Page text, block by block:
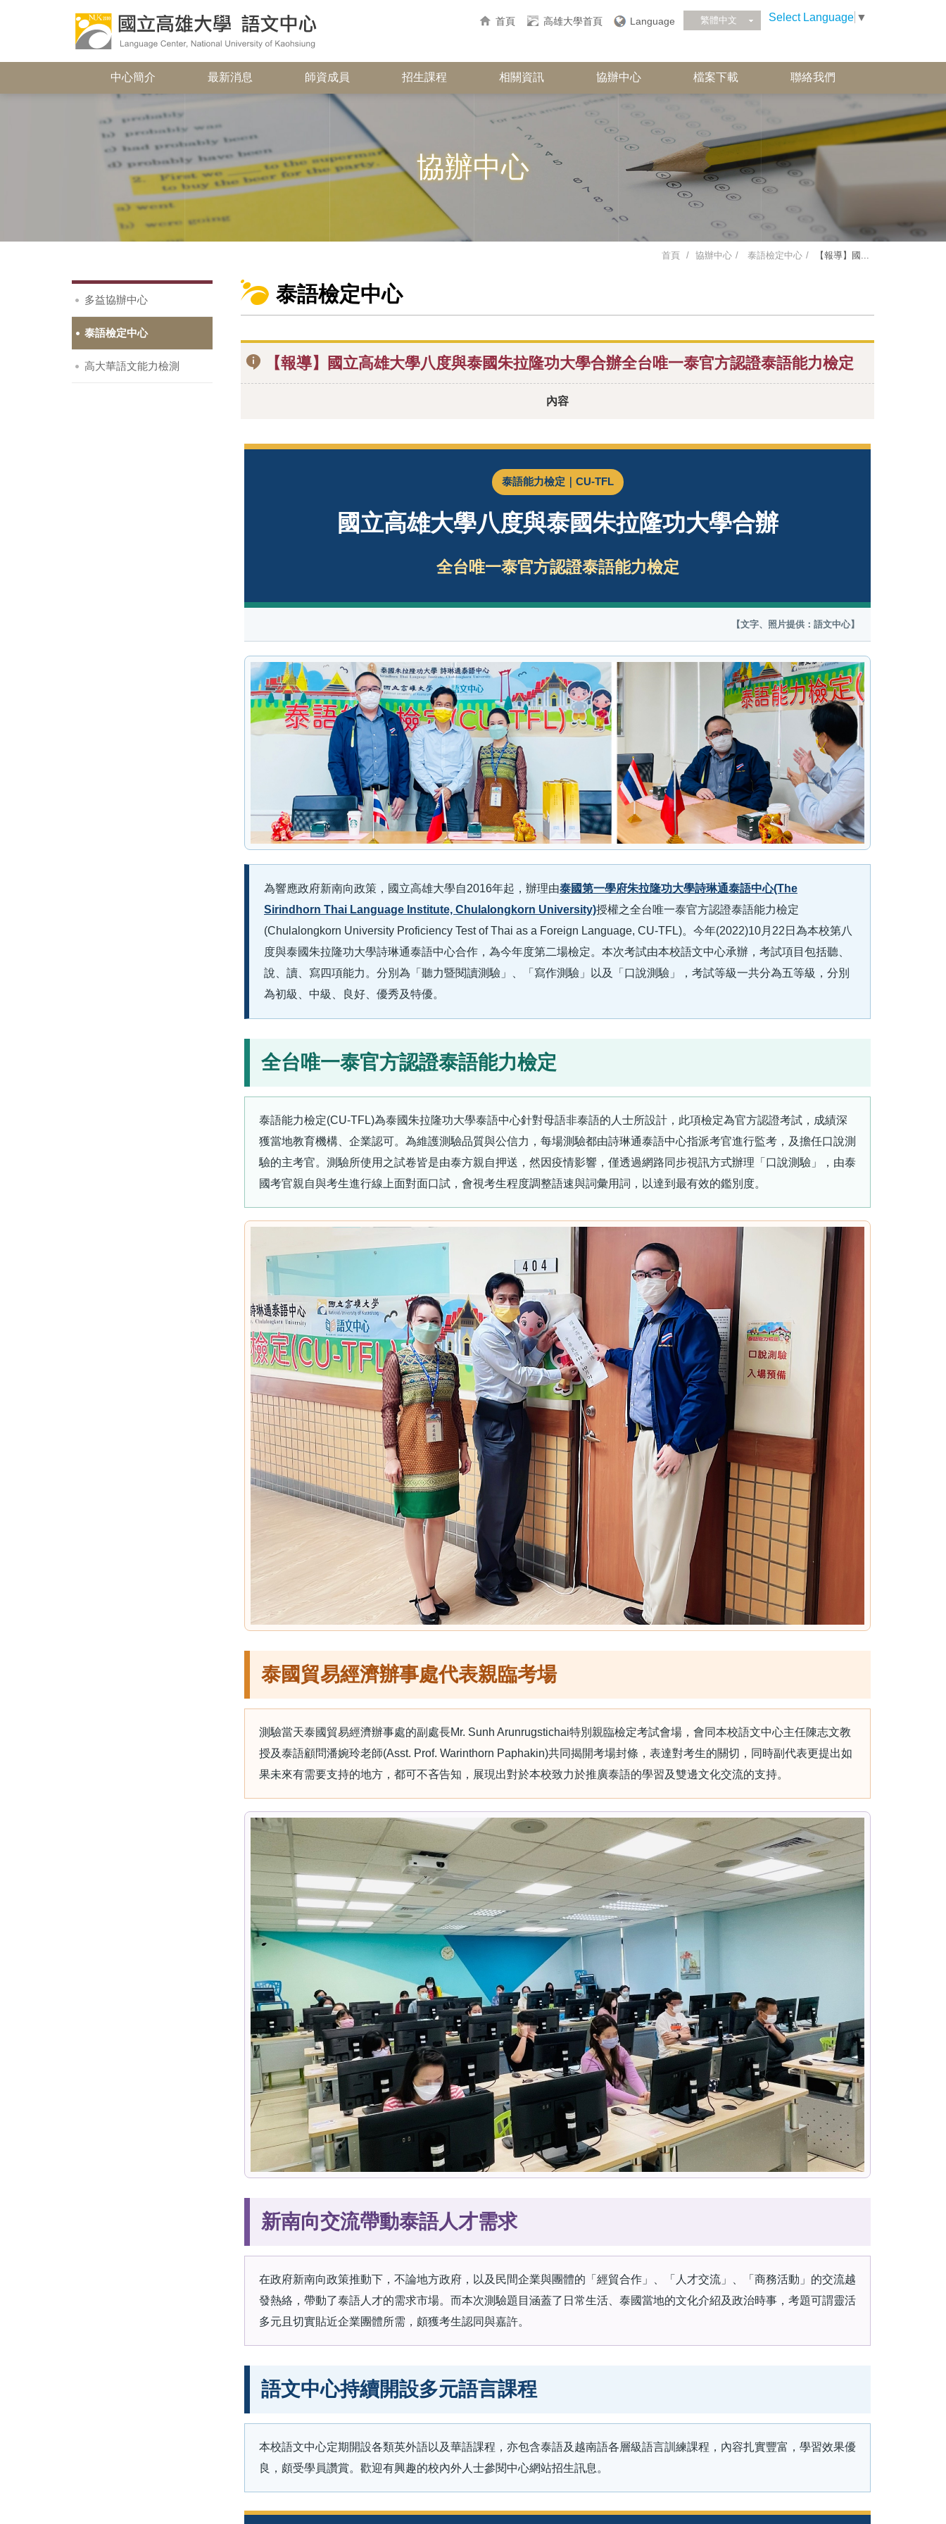
首頁 高雄大學首頁 Language 繁體中文 Select Language ▼
中心簡介 最新消息 師資成員 招生課程 相關資訊 協辦中心 檔案下載 聯絡我們
協辦中心
首頁 協辦中心 泰語檢定中心 【報導】國...
泰語檢定中心
【報導】國立高雄大學八度與泰國朱拉隆功大學合辦全台唯一泰官方認證泰語能力檢定
內容
泰語能力檢定｜CU-TFL
國立高雄大學八度與泰國朱拉隆功大學合辦
全台唯一泰官方認證泰語能力檢定
【文字、照片提供：語文中心】
為響應政府新南向政策，國立高雄大學自2016年起，辦理由泰國第一學府朱拉隆功大學詩琳通泰語中心(The
Sirindhorn Thai Language Institute, Chulalongkorn University)授權之全台唯一泰官方認證泰語能力檢定
(Chulalongkorn University Proficiency Test of Thai as a Foreign Language, CU-TFL)。今年(2022)10月22日為本校第八
度與泰國朱拉隆功大學詩琳通泰語中心合作，為今年度第二場檢定。本次考試由本校語文中心承辦，考試項目包括聽、
說、讀、寫四項能力。分別為「聽力暨閱讀測驗」、「寫作測驗」以及「口說測驗」，考試等級一共分為五等級，分別
為初級、中級、良好、優秀及特優。
全台唯一泰官方認證泰語能力檢定
泰語能力檢定(CU-TFL)為泰國朱拉隆功大學泰語中心針對母語非泰語的人士所設計，此項檢定為官方認證考試，成績深
獲當地教育機構、企業認可。為維護測驗品質與公信力，每場測驗都由詩琳通泰語中心指派考官進行監考，及擔任口說測
驗的主考官。測驗所使用之試卷皆是由泰方親自押送，然因疫情影響，僅透過網路同步視訊方式辦理「口說測驗」，由泰
國考官親自與考生進行線上面對面口試，會視考生程度調整語速與詞彙用詞，以達到最有效的鑑別度。
泰國貿易經濟辦事處代表親臨考場
測驗當天泰國貿易經濟辦事處的副處長Mr. Sunh Arunrugstichai特別親臨檢定考試會場，會同本校語文中心主任陳志文教
授及泰語顧問潘婉玲老師(Asst. Prof. Warinthorn Paphakin)共同揭開考場封條，表達對考生的關切，同時副代表更提出如
果未來有需要支持的地方，都可不吝告知，展現出對於本校致力於推廣泰語的學習及雙邊文化交流的支持。
新南向交流帶動泰語人才需求
在政府新南向政策推動下，不論地方政府，以及民間企業與團體的「經貿合作」、「人才交流」、「商務活動」的交流越
發熱絡，帶動了泰語人才的需求市場。而本次測驗題目涵蓋了日常生活、泰國當地的文化介紹及政治時事，考題可謂靈活
多元且切實貼近企業團體所需，頗獲考生認同與嘉許。
語文中心持續開設多元語言課程
本校語文中心定期開設各類英外語以及華語課程，亦包含泰語及越南語各層級語言訓練課程，內容扎實豐富，學習效果優
良，頗受學員讚賞。歡迎有興趣的校內外人士參閱中心網站招生訊息。
多益協辦中心
泰語檢定中心
高大華語文能力檢測